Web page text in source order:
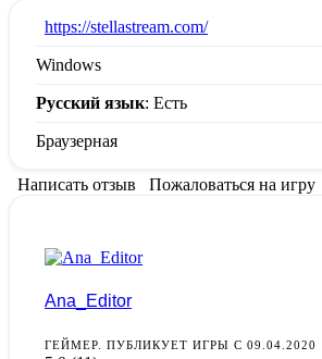
https://stellastream.com/
Windows
Русский язык: Есть
Браузерная
Написать отзыв Пожаловаться на игру
Ana_Editor
ГЕЙМЕР. ПУБЛИКУЕТ ИГРЫ С 09.04.2020